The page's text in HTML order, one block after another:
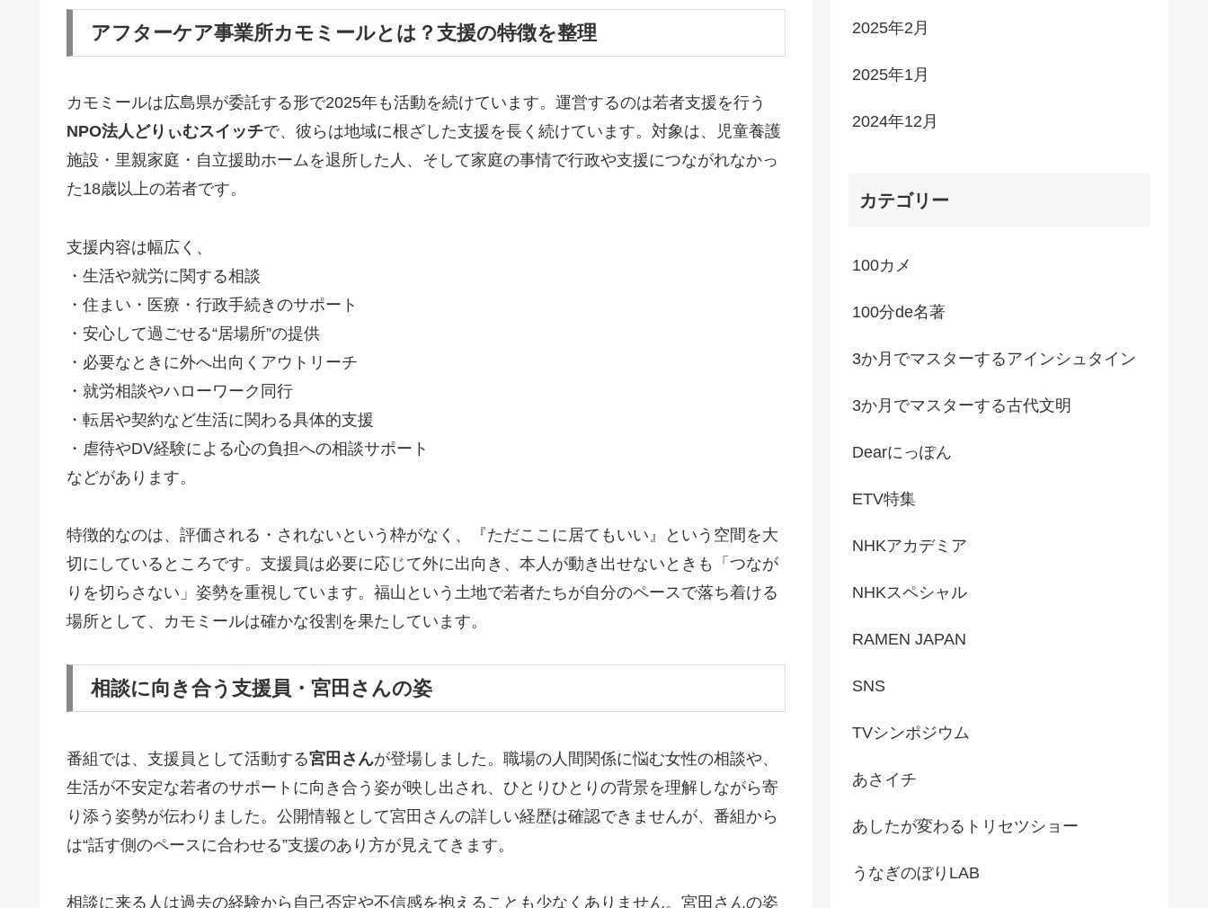
アフターケア事業所カモミールとは？支援の特徴を整理
カモミールは広島県が委託する形で2025年も活動を続けています。運営するのは若者支援を行う
NPO法人どりぃむスイッチで、彼らは地域に根ざした支援を長く続けています。対象は、児童養護
施設・里親家庭・自立援助ホームを退所した人、そして家庭の事情で行政や支援につながれなかっ
た18歳以上の若者です。
支援内容は幅広く、
・生活や就労に関する相談
・住まい・医療・行政手続きのサポート
・安心して過ごせる“居場所”の提供
・必要なときに外へ出向くアウトリーチ
・就労相談やハローワーク同行
・転居や契約など生活に関わる具体的支援
・虐待やDV経験による心の負担への相談サポート
などがあります。
特徴的なのは、評価される・されないという枠がなく、『ただここに居てもいい』という空間を大
切にしているところです。支援員は必要に応じて外に出向き、本人が動き出せないときも「つなが
りを切らさない」姿勢を重視しています。福山という土地で若者たちが自分のペースで落ち着ける
場所として、カモミールは確かな役割を果たしています。
相談に向き合う支援員・宮田さんの姿
番組では、支援員として活動する宮田さんが登場しました。職場の人間関係に悩む女性の相談や、
生活が不安定な若者のサポートに向き合う姿が映し出され、ひとりひとりの背景を理解しながら寄
り添う姿勢が伝わりました。公開情報として宮田さんの詳しい経歴は確認できませんが、番組から
は“話す側のペースに合わせる”支援のあり方が見えてきます。
相談に来る人は過去の経験から自己否定や不信感を抱えることも少なくありません。宮田さんの姿
2025年2月
2025年1月
2024年12月
カテゴリー
100カメ
100分de名著
3か月でマスターするアインシュタイン
3か月でマスターする古代文明
Dearにっぽん
ETV特集
NHKアカデミア
NHKスペシャル
RAMEN JAPAN
SNS
TVシンポジウム
あさイチ
あしたが変わるトリセツショー
うなぎのぼりLAB